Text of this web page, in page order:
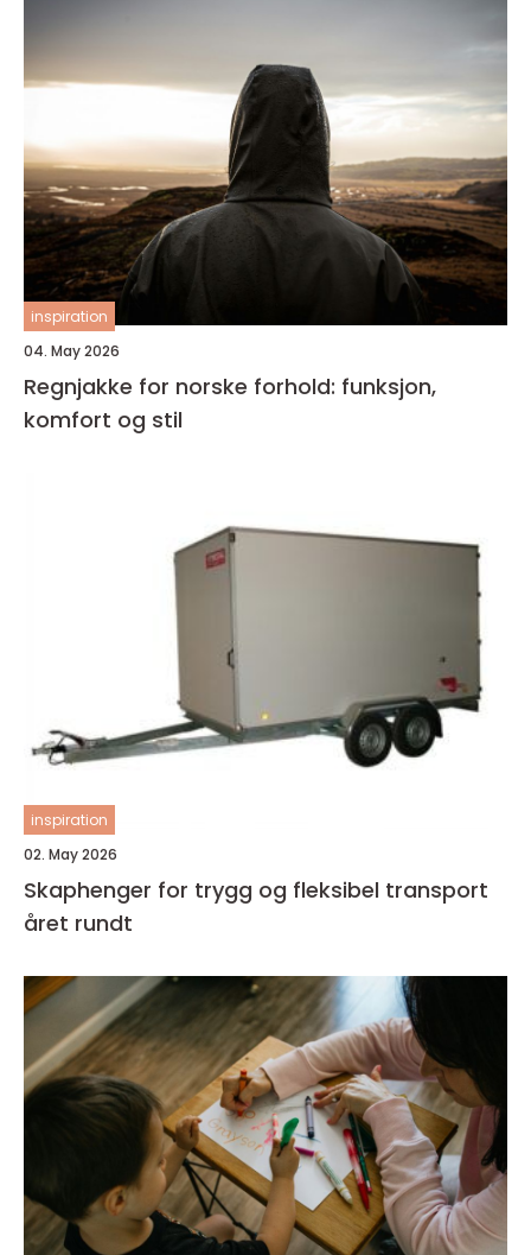
inspiration
04. May 2026
Regnjakke for norske forhold: funksjon,
komfort og stil
inspiration
02. May 2026
Skaphenger for trygg og fleksibel transport
året rundt